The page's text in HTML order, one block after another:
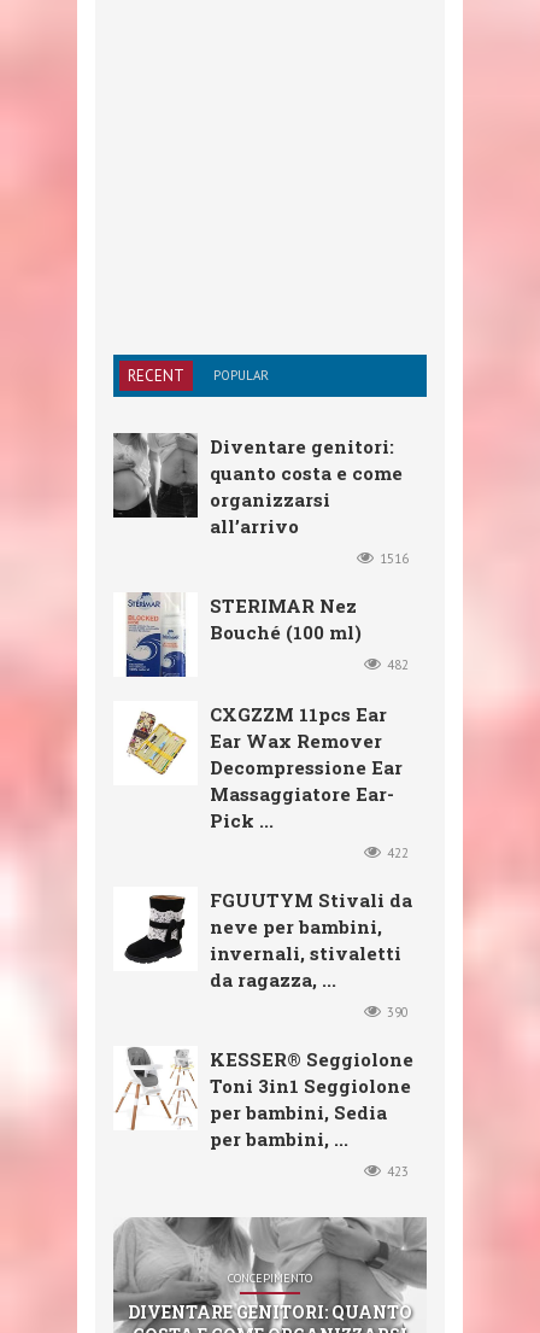
RECENT POPULAR
Diventare genitori:
quanto costa e come
organizzarsi
all’arrivo
1516
STERIMAR Nez
Bouché (100 ml)
482
CXGZZM 11pcs Ear
Ear Wax Remover
Decompressione Ear
Massaggiatore Ear-
Pick ...
422
FGUUTYM Stivali da
neve per bambini,
invernali, stivaletti
da ragazza, ...
390
KESSER® Seggiolone
Toni 3in1 Seggiolone
per bambini, Sedia
per bambini, ...
423
CONCEPIMENTO
DIVENTARE GENITORI: QUANTO
SHOP
STERIMAR NEZ BOUCHÉ (100
SHOP
CXGZZM 11PCS EAR EAR WAX
REMOVER DECOMPRESSIONE
SHOP
FGUUTYM STIVALI DA NEVE
PER BAMBINI, INVERNALI,
SHOP
KESSER® SEGGIOLONE TONI
3IN1 SEGGIOLONE PER BAMBINI,